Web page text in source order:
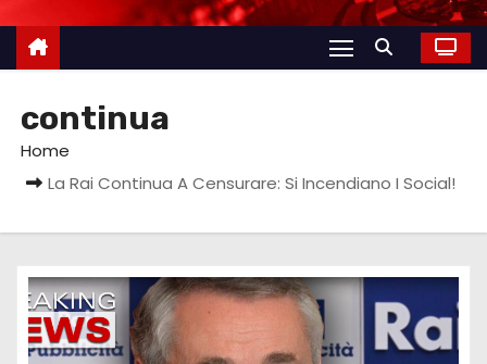
continua
Home
La Rai Continua A Censurare: Si Incendiano I Social!